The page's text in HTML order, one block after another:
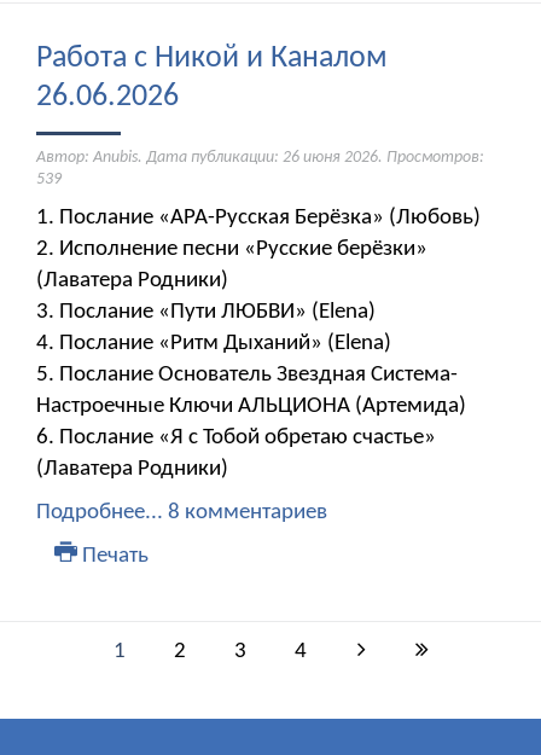
Работа с Никой и Каналом
26.06.2026
Автор: Anubis. Дата публикации: 26 июня 2026. Просмотров:
539
1. Послание «АРА-Русская Берёзка» (Любовь)
2. Исполнение песни «Русские берёзки»
(Лаватера Родники)
3. Послание «Пути ЛЮБВИ» (Elena)
4. Послание «Ритм Дыханий» (Elena)
5. Послание Основатель Звездная Система-
Настроечные Ключи АЛЬЦИОНА (Артемида)
6. Послание «Я с Тобой обретаю счастье»
(Лаватера Родники)
Подробнее... 8 комментариев
Печать
1 2 3 4